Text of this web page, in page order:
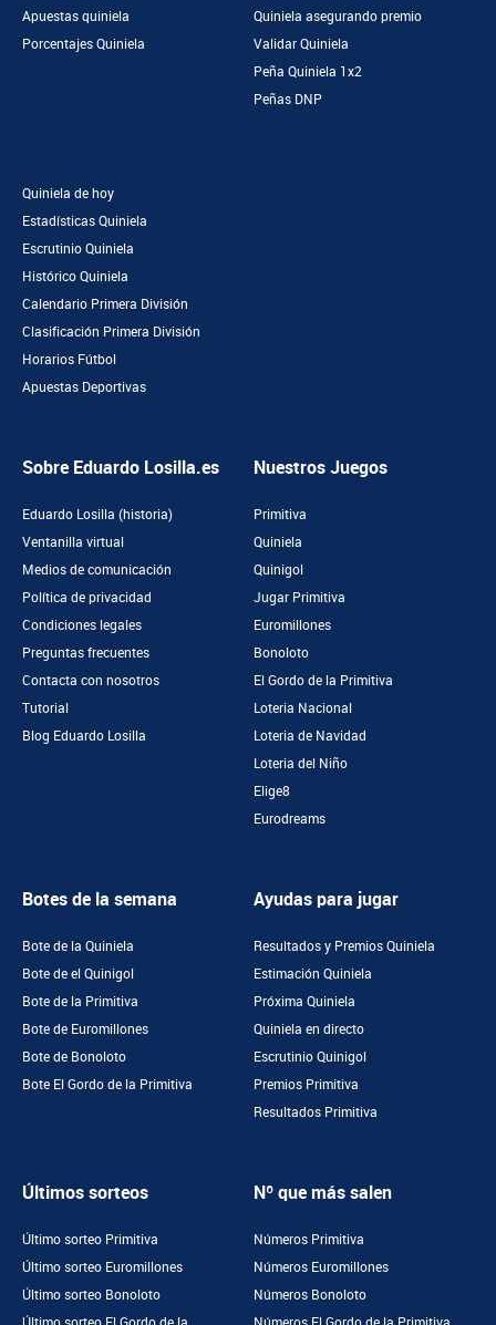
Apuestas quiniela
Porcentajes Quiniela
Quiniela asegurando premio
Validar Quiniela
Peña Quiniela 1x2
Peñas DNP
Quiniela de hoy
Estadísticas Quiniela
Escrutinio Quiniela
Histórico Quiniela
Calendario Primera División
Clasificación Primera División
Horarios Fútbol
Apuestas Deportivas
Sobre Eduardo Losilla.es
Eduardo Losilla (historia)
Ventanilla virtual
Medios de comunicación
Política de privacidad
Condiciones legales
Preguntas frecuentes
Contacta con nosotros
Tutorial
Blog Eduardo Losilla
Nuestros Juegos
Primitiva
Quiniela
Quinigol
Jugar Primitiva
Euromillones
Bonoloto
El Gordo de la Primitiva
Loteria Nacional
Loteria de Navidad
Loteria del Niño
Elige8
Eurodreams
Botes de la semana
Bote de la Quiniela
Bote de el Quinigol
Bote de la Primitiva
Bote de Euromillones
Bote de Bonoloto
Bote El Gordo de la Primitiva
Ayudas para jugar
Resultados y Premios Quiniela
Estimación Quiniela
Próxima Quiniela
Quiniela en directo
Escrutinio Quinigol
Premios Primitiva
Resultados Primitiva
Últimos sorteos
Último sorteo Primitiva
Último sorteo Euromillones
Último sorteo Bonoloto
Nº que más salen
Números Primitiva
Números Euromillones
Números Bonoloto